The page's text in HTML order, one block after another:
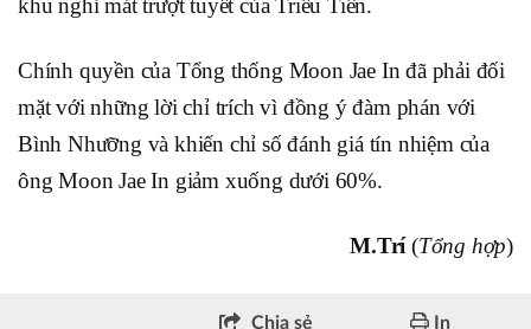
khu nghỉ mát trượt tuyết của Triều Tiên.
Chính quyền của Tổng thống Moon Jae In đã phải đối
mặt với những lời chỉ trích vì đồng ý đàm phán với
Bình Nhưỡng và khiến chỉ số đánh giá tín nhiệm của
ông Moon Jae In giảm xuống dưới 60%.
M.Trí(Tổng hợp)
Chia sẻ In